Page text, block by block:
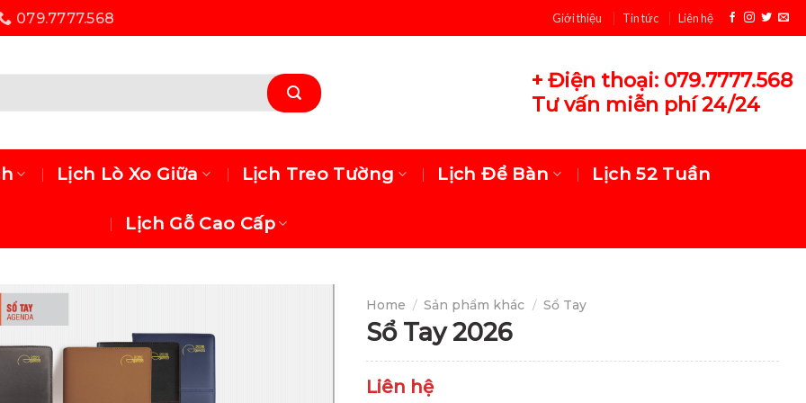
079.7777.568 Giới thiệu Tin tức Liên hệ
+ Điện thoại: 079.7777.568
Tư vấn miễn phí 24/24
Lịch Lò Xo Giữa Lịch Treo Tường Lịch Để Bàn Lịch 52 Tuần
Lịch Gỗ Cao Cấp
Home / Sản phẩm khác / Sổ Tay
Sổ Tay 2026
Liên hệ